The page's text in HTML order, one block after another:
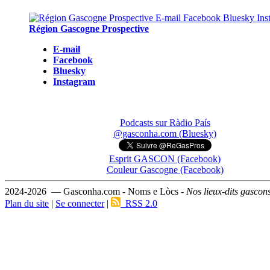
Région Gascogne Prospective
E-mail
Facebook
Bluesky
Instagram
Podcasts sur Ràdio País
@gasconha.com (Bluesky)
Esprit GASCON (Facebook)
Couleur Gascogne (Facebook)
2024-2026 — Gasconha.com - Noms e Lòcs - Nos lieux-dits
Plan du site | Se connecter| RSS 2.0